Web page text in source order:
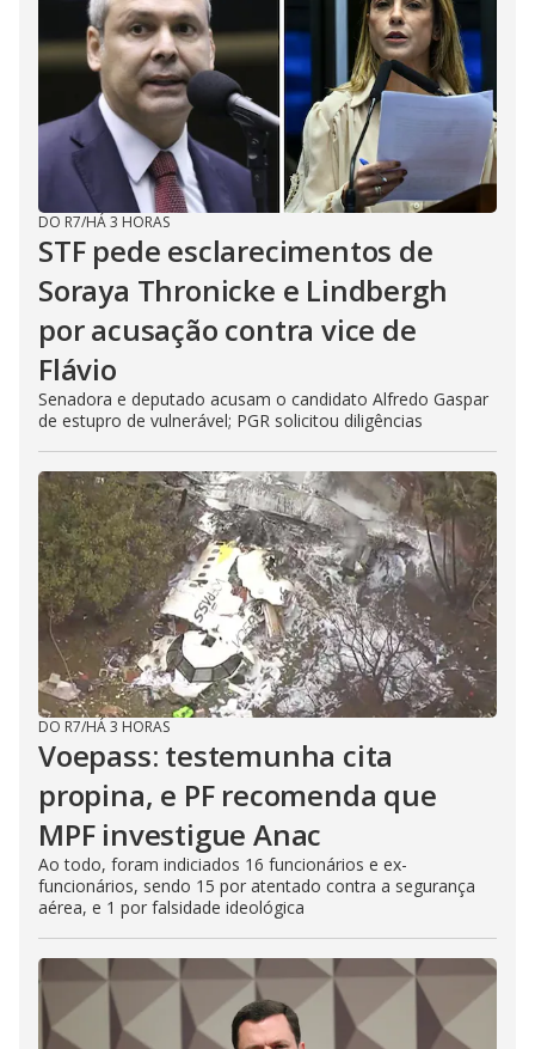
DO R7/HÁ 3 HORAS
STF pede esclarecimentos de
Soraya Thronicke e Lindbergh
por acusação contra vice de
Flávio
Senadora e deputado acusam o candidato Alfredo Gaspar
de estupro de vulnerável; PGR solicitou diligências
DO R7/HÁ 3 HORAS
Voepass: testemunha cita
propina, e PF recomenda que
MPF investigue Anac
Ao todo, foram indiciados 16 funcionários e ex-
funcionários, sendo 15 por atentado contra a segurança
aérea, e 1 por falsidade ideológica